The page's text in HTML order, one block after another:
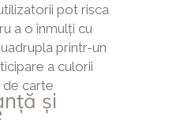
pot risca
a o înmulți cu
printr-un
a culorii
de carte
și